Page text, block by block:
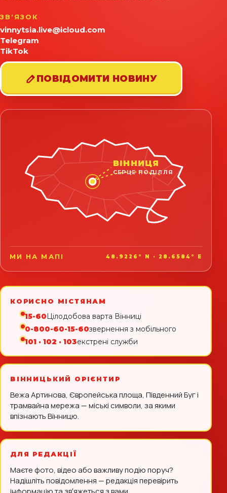
ЗВʼЯЗОК
vinnytsia.live@icloud.com
Telegram
TikTok
ПОВІДОМИТИ НОВИНУ
ВІННИЦЯ
СЕРЦЕ ПОДІЛЛЯ
МИ НА МАПІ 48.9226° N · 28.6584° E
КОРИСНО МІСТЯНАМ
15-60Цілодобова варта Вінниці
0-800-60-15-60звернення з мобільного
101 · 102 · 103екстрені служби
ВІННИЦЬКИЙ ОРІЄНТИР
Вежа Артинова, Європейська площа, Південний Буг і
трамвайна мережа — міські символи, за якими
впізнають Вінницю.
ДЛЯ РЕДАКЦІЇ
Маєте фото, відео або важливу подію поруч?
Надішліть повідомлення — редакція перевірить